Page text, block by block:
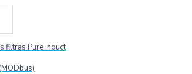
filtras Pure induct